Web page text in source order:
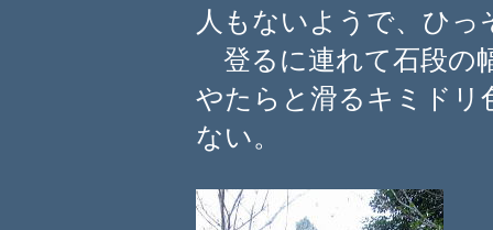
人もないようで、ひ
登るに連れて石段の
やたらと滑るキミドリ
ない。